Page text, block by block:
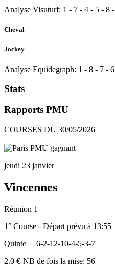
Analyse Visuturf: 1 - 7 - 4 - 5 - 8 -
Cheval
Jockey
Analyse Equidegraph: 1 - 8 - 7 - 6
Stats
Rapports PMU
COURSES DU 30/05/2026
jeudi 23 janvier
Vincennes
Réunion 1
1° Course - Départ prévu à 13:55
Quinte
6-2-12-10-4-5-3-7
2.0 €-NB de fois la mise: 56